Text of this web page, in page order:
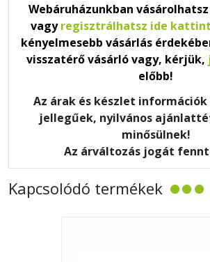
Webáruházunkban
vagyregisztrálhatsz ide
kényelmesebb vásárlás
visszatérő vásárló vagy, kérjük,
előbb!
Az árak és készlet
jellegűek, nyilvános
minősülnek!
Az árváltozás jogát
Kapcsolódó termékek